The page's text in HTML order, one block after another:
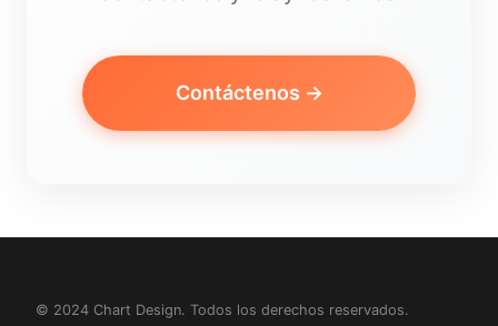
Contáctenos →
© 2024 Chart Design. Todos los derechos reservados.